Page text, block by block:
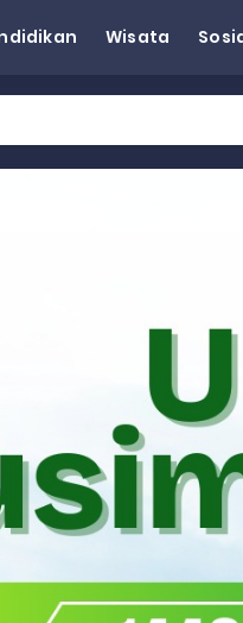
Wisata
Akademisi
Banjir Bandang di
Arahan pada MTQ
Jadi Motor
Saleh Ajak Anak Muda